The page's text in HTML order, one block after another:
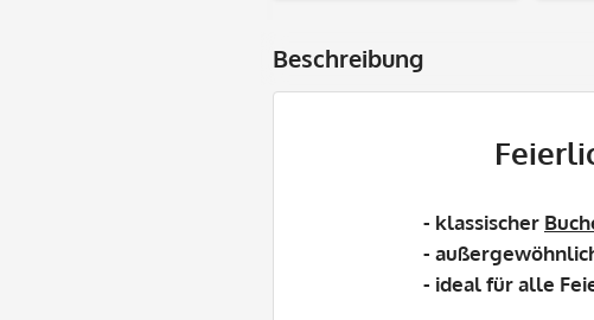
Beschreibung
- klassischer
-
- ideal für alle